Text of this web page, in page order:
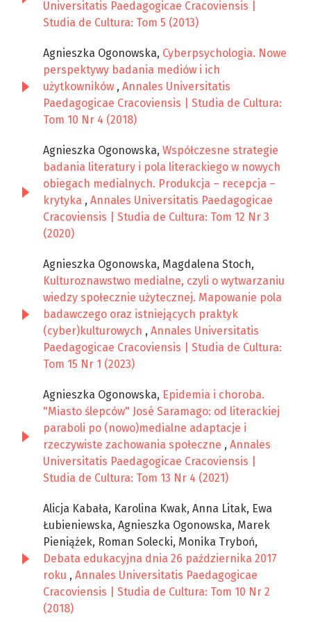
Universitatis Paedagogicae Cracoviensis |
Studia de Cultura: Tom 5 (2013)
Agnieszka Ogonowska, Cyberpsychologia. Nowe
perspektywy badania mediów i ich
użytkowników , Annales Universitatis
Paedagogicae Cracoviensis | Studia de Cultura:
Tom 10 Nr 4 (2018)
Agnieszka Ogonowska, Współczesne strategie
badania literatury i pola literackiego w nowych
obiegach medialnych. Produkcja – recepcja –
krytyka , Annales Universitatis Paedagogicae
Cracoviensis | Studia de Cultura: Tom 12 Nr 3
(2020)
Agnieszka Ogonowska, Magdalena Stoch,
Kulturoznawstwo medialne, czyli o wytwarzaniu
wiedzy społecznie użytecznej. Mapowanie pola
badawczego oraz istniejących praktyk
(cyber)kulturowych , Annales Universitatis
Paedagogicae Cracoviensis | Studia de Cultura:
Tom 15 Nr 1 (2023)
Agnieszka Ogonowska, Epidemia i choroba.
"Miasto ślepców" José Saramago: od literackiej
paraboli po (nowo)medialne adaptacje i
rzeczywiste zachowania społeczne , Annales
Universitatis Paedagogicae Cracoviensis |
Studia de Cultura: Tom 13 Nr 4 (2021)
Alicja Kabała, Karolina Kwak, Anna Litak, Ewa
Łubieniewska, Agnieszka Ogonowska, Marek
Pieniążek, Roman Solecki, Monika Tryboń,
Debata edukacyjna dnia 26 października 2017
roku , Annales Universitatis Paedagogicae
Cracoviensis | Studia de Cultura: Tom 10 Nr 2
(2018)